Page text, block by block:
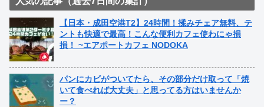
【日本・成田空港T2】24時間！揉みチェア無料、テ
ントも快適で最高！こんな便利カフェ使わにゃ損
損！ ~エアポートカフェ NODOKA
パンにカビがついてたら、その部分だけ取って「焼
いて食べれば大丈夫」と思ってる方はいませんか
ー？